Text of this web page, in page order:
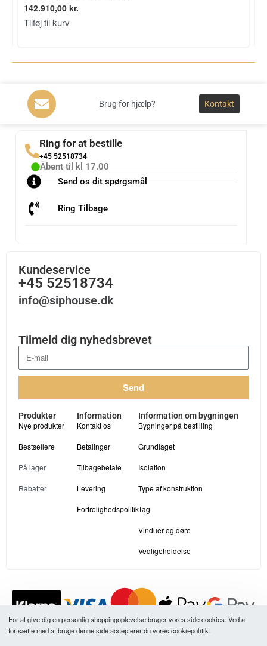
142.910,00 kr.
Tilføj til kurv
Brug for hjælp? Kontakt
Ring for at bestille
+45 52518734
Åbent til kl 17.00
Send os dit spørgsmål
Ring Tilbage
Kundeservice
+45 52518734
info@siphouse.dk
Tilmeld dig nyhedsbrevet
Send
Produkter
Nye produkter
Bestsellere
På lager
Rabatter
Information
Kontakt os
Betalinger
Tilbagebetale
Levering
Fortrolighedspolitik
Information om bygningen
Bygninger på bestilling
Grundlaget
Isolation
Type af konstruktion
Tag
Vinduer og døre
Vedligeholdelse
For at give dig en personlig shoppingoplevelse bruger vores side cookies. Ved at
fortsætte med at bruge denne side accepterer du vores cookiepolitik.